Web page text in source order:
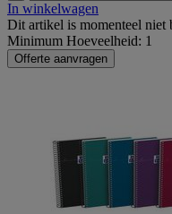
In winkelwagen
Dit artikel is momenteel niet
Minimum Hoeveelheid: 1
Offerte aanvragen